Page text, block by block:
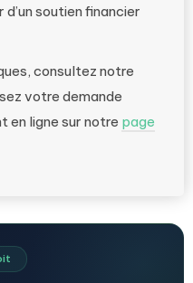
soutien financier
consultez notre
votre demande
ligne sur notre page